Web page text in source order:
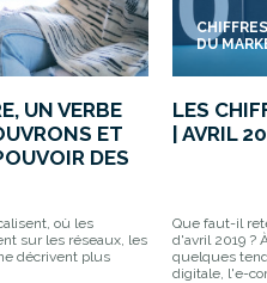
UN VERBE
ET
DES
où les
sur les réseaux, les
décrivent plus
DU
LES
| AVRIL
Que faut-il
d'avril 2019 ?
quelques
digitale, l'e-